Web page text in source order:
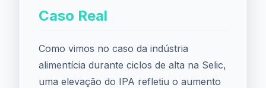
Caso Real
Como vimos no caso da indústria
alimentícia durante ciclos de alta na Selic,
uma elevação do IPA refletiu o aumento